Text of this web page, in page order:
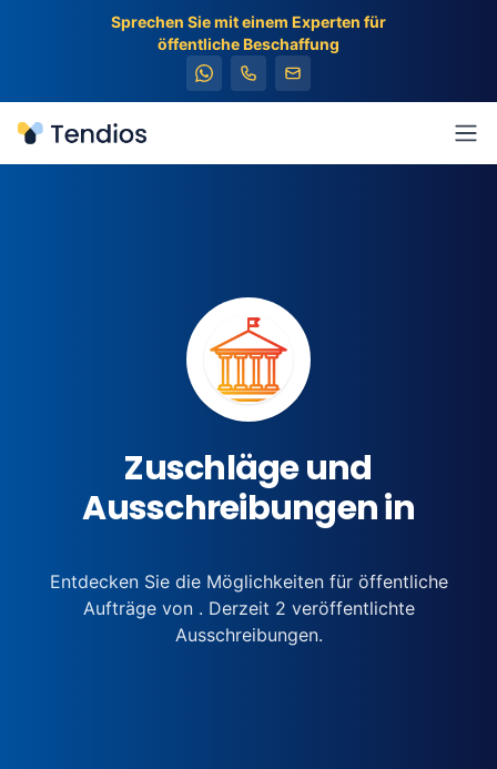
Sprechen Sie mit einem Experten für
öffentliche Beschaffung
Tendios
Zuschläge und
Ausschreibungen in
Entdecken Sie die Möglichkeiten für öffentliche
Aufträge von . Derzeit 2 veröffentlichte
Ausschreibungen.